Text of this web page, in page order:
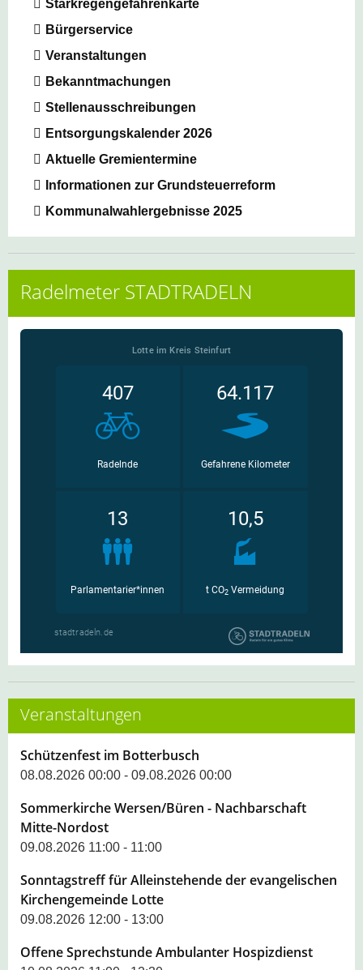
Starkregengefahrenkarte
Bürgerservice
Veranstaltungen
Bekanntmachungen
Stellenausschreibungen
Entsorgungskalender 2026
Aktuelle Gremientermine
Informationen zur Grundsteuerreform
Kommunalwahlergebnisse 2025
Radelmeter STADTRADELN
Veranstaltungen
Schützenfest im Botterbusch
08.08.2026 00:00 - 09.08.2026 00:00
Sommerkirche Wersen/Büren - Nachbarschaft
Mitte-Nordost
09.08.2026 11:00 - 11:00
Sonntagstreff für Alleinstehende der evangelischen
Kirchengemeinde Lotte
09.08.2026 12:00 - 13:00
Offene Sprechstunde Ambulanter Hospizdienst